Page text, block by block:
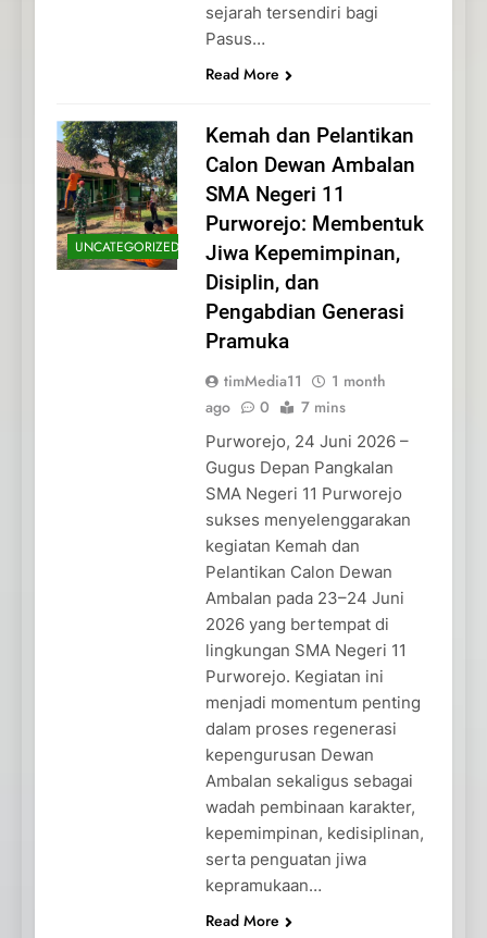
sejarah tersendiri bagi
Pasus…
Read More
UNCATEGORIZED
Kemah dan Pelantikan
Calon Dewan Ambalan
SMA Negeri 11
Purworejo: Membentuk
Jiwa Kepemimpinan,
Disiplin, dan
Pengabdian Generasi
Pramuka
timMedia11
1 month
ago
0 7 mins
Purworejo, 24 Juni 2026 –
Gugus Depan Pangkalan
SMA Negeri 11 Purworejo
sukses menyelenggarakan
kegiatan Kemah dan
Pelantikan Calon Dewan
Ambalan pada 23–24 Juni
2026 yang bertempat di
lingkungan SMA Negeri 11
Purworejo. Kegiatan ini
menjadi momentum penting
dalam proses regenerasi
kepengurusan Dewan
Ambalan sekaligus sebagai
wadah pembinaan karakter,
kepemimpinan, kedisiplinan,
serta penguatan jiwa
kepramukaan…
Read More